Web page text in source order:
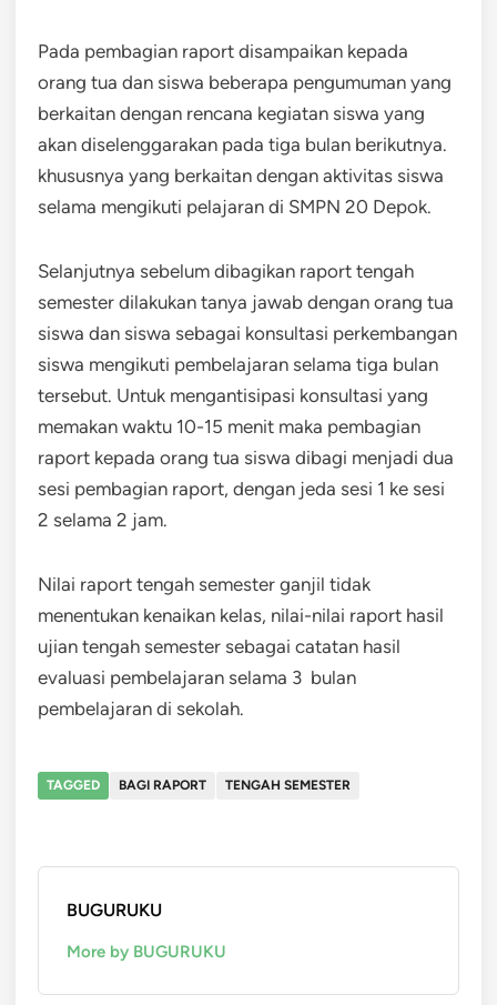
Pada pembagian raport disampaikan kepada
orang tua dan siswa beberapa pengumuman yang
berkaitan dengan rencana kegiatan siswa yang
akan diselenggarakan pada tiga bulan berikutnya.
khususnya yang berkaitan dengan aktivitas siswa
selama mengikuti pelajaran di SMPN 20 Depok.
Selanjutnya sebelum dibagikan raport tengah
semester dilakukan tanya jawab dengan orang tua
siswa dan siswa sebagai konsultasi perkembangan
siswa mengikuti pembelajaran selama tiga bulan
tersebut. Untuk mengantisipasi konsultasi yang
memakan waktu 10-15 menit maka pembagian
raport kepada orang tua siswa dibagi menjadi dua
sesi pembagian raport, dengan jeda sesi 1 ke sesi
2 selama 2 jam.
Nilai raport tengah semester ganjil tidak
menentukan kenaikan kelas, nilai-nilai raport hasil
ujian tengah semester sebagai catatan hasil
evaluasi pembelajaran selama 3 bulan
pembelajaran di sekolah.
TAGGED BAGI RAPORT TENGAH SEMESTER
BUGURUKU
More by BUGURUKU